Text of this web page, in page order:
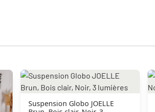
Suspension Globo JOELLE